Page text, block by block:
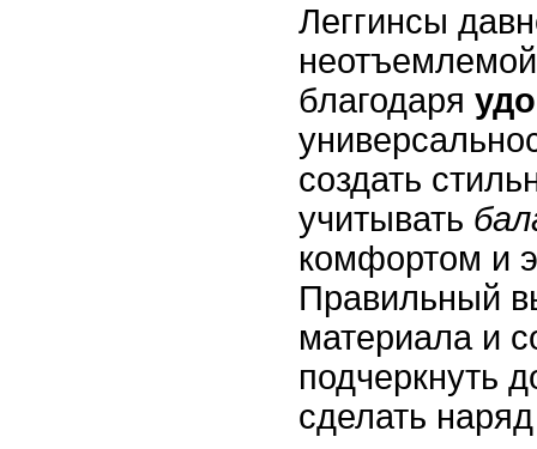
Леггинсы
благодаря
создать
учитывать
комфортом и
Правильный
материала и
подчеркнуть
сделать